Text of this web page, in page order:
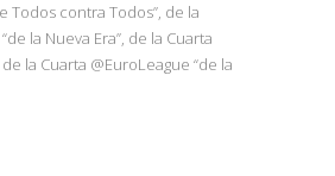
Todos contra Todos”, de la
la Nueva Era”, de la Cuarta
la Cuarta @EuroLeague “de la